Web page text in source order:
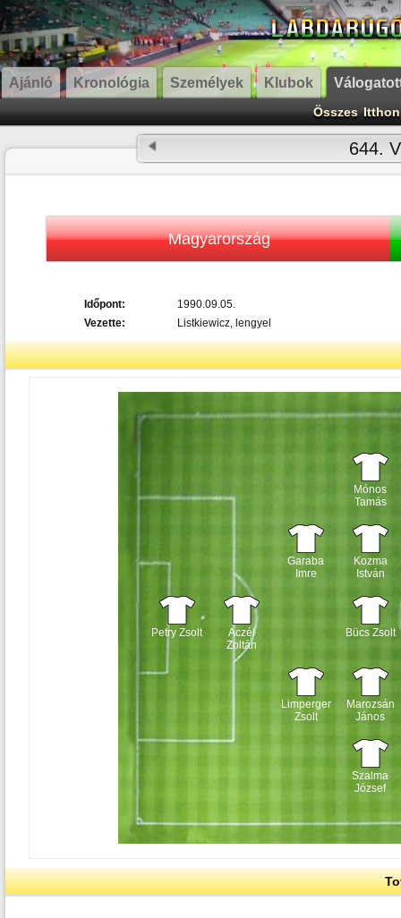
Ajánló Kronológia Személyek Klubok
Összes Itthon
644.
Magyarország
Időpont:
1990.09.05.
Vezette:
Listkiewicz, lengyel
Petry Zsolt
Aczél
Zoltán
Garaba
Imre
Limperger
Zsolt
Mónos
Tamás
Kozma
István
Bücs Zsolt
Marozsán
János
Szalma
József